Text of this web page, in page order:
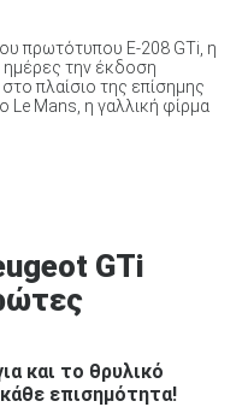
πρωτότυπου E-208 GTi, η
ημέρες την έκδοση
πλαίσιο της επίσημης
Le Mans, η γαλλική φίρμα
GTi
και το θρυλικό
επισημότητα!